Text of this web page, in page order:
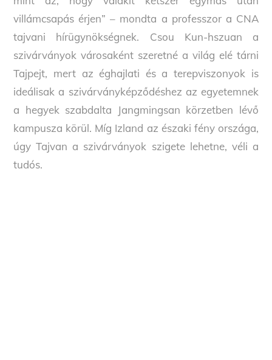
villámcsapás érjen” – mondta a professzor a CNA
tajvani hírügynökségnek. Csou Kun-hszuan a
szivárványok városaként szeretné a világ elé tárni
Tajpejt, mert az éghajlati és a terepviszonyok is
ideálisak a szivárványképződéshez az egyetemnek
a hegyek szabdalta Jangmingsan körzetben lévő
kampusza körül. Míg Izland az északi fény országa,
úgy Tajvan a szivárványok szigete lehetne, véli a
tudós.